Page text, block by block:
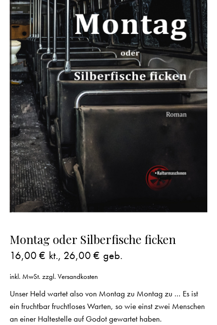
Montag oder Silberfische ficken
16,00 € kt., 26,00 € geb.
inkl. MwSt. zzgl. Versandkosten
Unser Held wartet also von Montag zu Montag zu … Es ist
ein fruchtbar fruchtloses Warten, so wie einst zwei Menschen
an einer Haltestelle auf Godot gewartet haben.